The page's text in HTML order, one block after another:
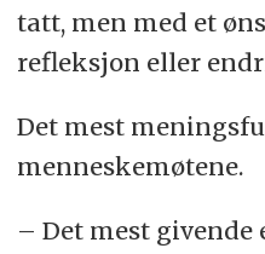
tatt, men med et
refleksjon eller
Det mest
menneskemøtene.
– Det mest givende